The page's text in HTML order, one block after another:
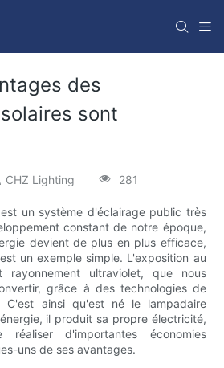
des
sont
CHZ Lighting 281
un système d'éclairage public très
constant de notre époque,
devient de plus en plus efficace,
un exemple simple. L'exposition au
ultraviolet, que nous
grâce à des technologies de
C'est ainsi qu'est né le lampadaire
il produit sa propre électricité,
d'importantes économies
uns de ses avantages.